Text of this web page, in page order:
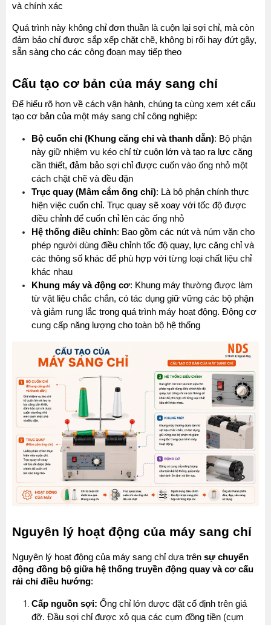
và chính xác
Quá trình này không chỉ đơn thuần là cuộn lại sợi chỉ, mà còn
đảm bảo chỉ được sắp xếp chặt chẽ, không bị rối hay đứt gãy,
sẵn sàng cho các công đoạn may tiếp theo
Cấu tạo cơ bản của máy sang chỉ
Để hiểu rõ hơn về cách vận hành, chúng ta cùng xem xét cấu
tạo cơ bản của một máy sang chỉ công nghiệp:
Bộ cuốn chỉ (Khung căng chỉ và thanh dẫn): Bộ phận
này giữ nhiệm vụ kéo chỉ từ cuộn lớn và tạo ra lực căng
cần thiết, đảm bảo sợi chỉ được cuốn vào ống nhỏ một
cách chặt chẽ và đều đặn
Trục quay (Mâm cắm ống chỉ): Là bộ phận chính thực
hiện việc cuốn chỉ. Trục quay sẽ xoay với tốc độ được
điều chỉnh để cuốn chỉ lên các ống nhỏ
Hệ thống điều chỉnh: Bao gồm các nút và núm vặn cho
phép người dùng điều chỉnh tốc độ quay, lực căng chỉ và
các thông số khác để phù hợp với từng loại chất liệu chỉ
khác nhau
Khung máy và động cơ: Khung máy thường được làm
từ vật liệu chắc chắn, có tác dụng giữ vững các bộ phận
và giảm rung lắc trong quá trình máy hoạt động. Động cơ
cung cấp năng lượng cho toàn bộ hệ thống
Nguyên lý hoạt động của máy sang chỉ
Nguyên lý hoạt động của máy sang chỉ dựa trên sự chuyển
động đồng bộ giữa hệ thống truyền động quay và cơ cấu
rải chỉ điều hướng:
Cấp nguồn sợi: Ống chỉ lớn được đặt cố định trên giá
đỡ. Đầu sợi chỉ được xỏ qua các cụm đồng tiền (cụm